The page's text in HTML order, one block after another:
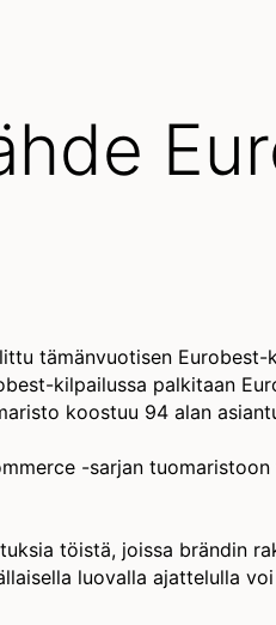
tämänvuotisen
kilpailussa palkitaan
koostuu 94 alan
-sarjan
töistä, joissa brändin
luovalla ajattelulla